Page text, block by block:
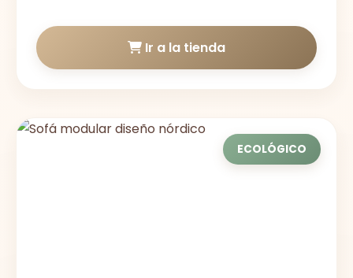
Ir a la tienda
ECOLÓGICO